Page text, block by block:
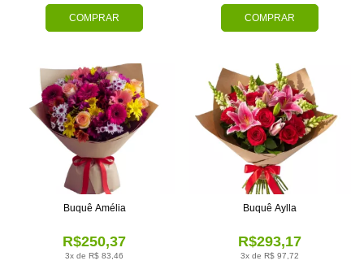
COMPRAR COMPRAR
3x de R$ 83,46
R$250,37
Buquê Amélia
3x de R$ 97,72
R$293,17
Buquê Aylla